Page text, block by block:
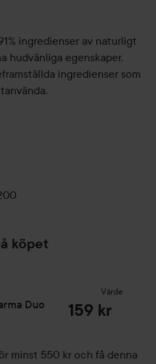
ingredienser av naturligt
hudvänliga egenskaper.
ingredienser som
handen och tillsätt vatten.
köpet
Duo
Värde
159 kr
minst 550 kr och få denna